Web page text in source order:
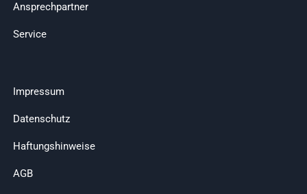
Ansprechpartner
Service
Impressum
Datenschutz
Haftungshinweise
AGB